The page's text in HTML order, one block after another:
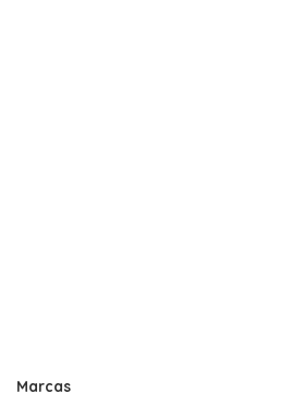
Marcas